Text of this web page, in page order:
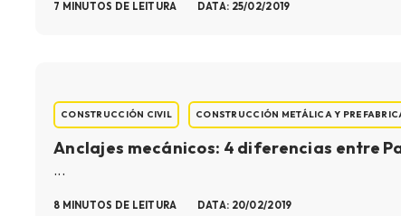
7 MINUTOS DE LEITURA DATA: 25/02/2019
CONSTRUCCIÓN CIVIL CONSTRUCCIÓN METÁLICA Y
Anclajes mecánicos: 4 diferencias entre
...
8 MINUTOS DE LEITURA DATA: 20/02/2019